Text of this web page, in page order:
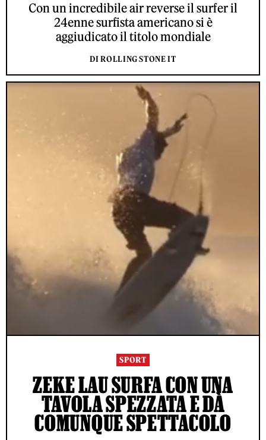
Con un incredibile air reverse il surfer il
24enne surfista americano si è
aggiudicato il titolo mondiale
DI ROLLING STONE IT
SPORT
ZEKE LAU SURFA CON UNA
TAVOLA SPEZZATA E DÀ
COMUNQUE SPETTACOLO